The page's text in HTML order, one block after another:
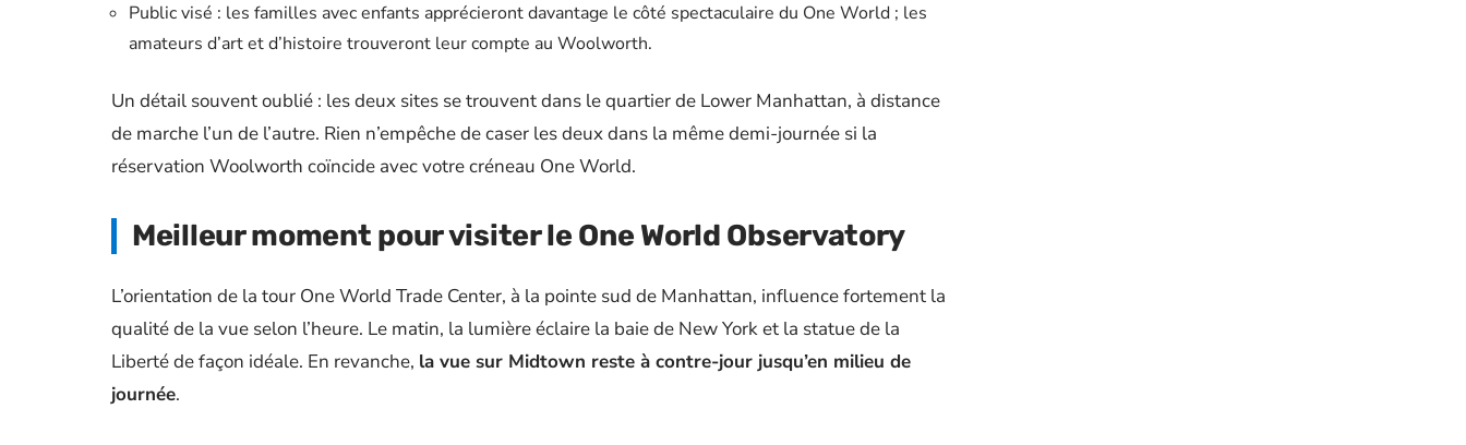
Public visé : les familles avec enfants apprécieront davantage le côté spectaculaire du One World ; les
amateurs d’art et d’histoire trouveront leur compte au Woolworth.
Un détail souvent oublié : les deux sites se trouvent dans le quartier de Lower Manhattan, à distance
de marche l’un de l’autre. Rien n’empêche de caser les deux dans la même demi-journée si la
réservation Woolworth coïncide avec votre créneau One World.
Meilleur moment pour visiter le One World Observatory
L’orientation de la tour One World Trade Center, à la pointe sud de Manhattan, influence fortement la
qualité de la vue selon l’heure. Le matin, la lumière éclaire la baie de New York et la statue de la
Liberté de façon idéale. En revanche, la vue sur Midtown reste à contre-jour jusqu’en milieu de
journée.